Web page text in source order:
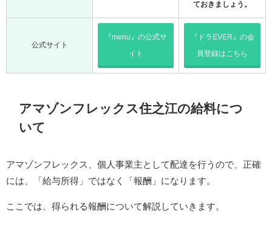
ておきましょう。
公式サイト
『menu』の公式サ
イト
『ドラEVER』の会
員登録はこちら
アマゾンフレックス住之江の給料につ
いて
アマゾンフレックス、個人事業主として配達を行うので、正確
には、「給与所得」ではなく「報酬」になります。
ここでは、得られる報酬について解説していきます。